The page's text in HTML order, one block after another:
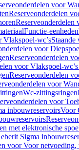
voor
Reserveonderdelen
Reserveonderdelen
Functie-eenheden
Vlakspoel-wc’sStaande
voor
Reserveonderdelen
voor Vlakspoel-
Reserveonderdelen
voor
Wc-zittingsringen
voor
inbouwreservoirsVoor
met elektronische
Sigma
voor Voor